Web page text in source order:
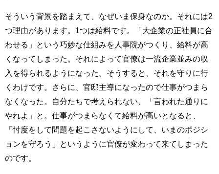
そういう背景を踏まえて、なぜいま保身なのか。それには2
つ理由があります。1つは給料です。「大企業の正社員に合
わせる」という巧妙な仕組みを人事院がつくり、給料が高
くなってしまった。それによって官僚は一流企業並みの収
入を得られるようになった。そうすると、それを守りに行
くわけです。さらに、官邸主導になったので仕事がつまら
なくなった。自分たちで考えられない、「言われた通りに
やれよ」と。仕事がつまらなくて給料が高いとなると、
「忖度をして問題を起こさないようにして、いまのポジシ
ョンを守ろう」というように官僚が変わって来てしまった
のです。